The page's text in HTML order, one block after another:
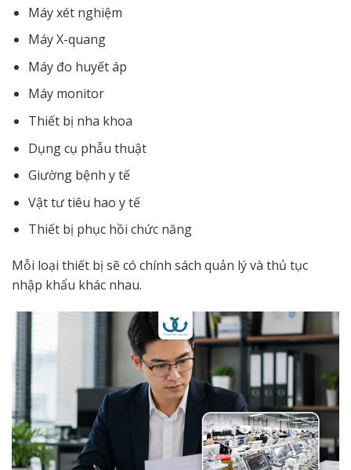
Máy xét nghiệm
Máy X-quang
Máy đo huyết áp
Máy monitor
Thiết bị nha khoa
Dụng cụ phẫu thuật
Giường bệnh y tế
Vật tư tiêu hao y tế
Thiết bị phục hồi chức năng
Mỗi loại thiết bị sẽ có chính sách quản lý và thủ tục
nhập khẩu khác nhau.